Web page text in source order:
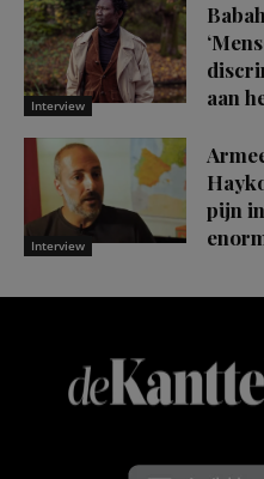
Interview
aan
Interview
pijn